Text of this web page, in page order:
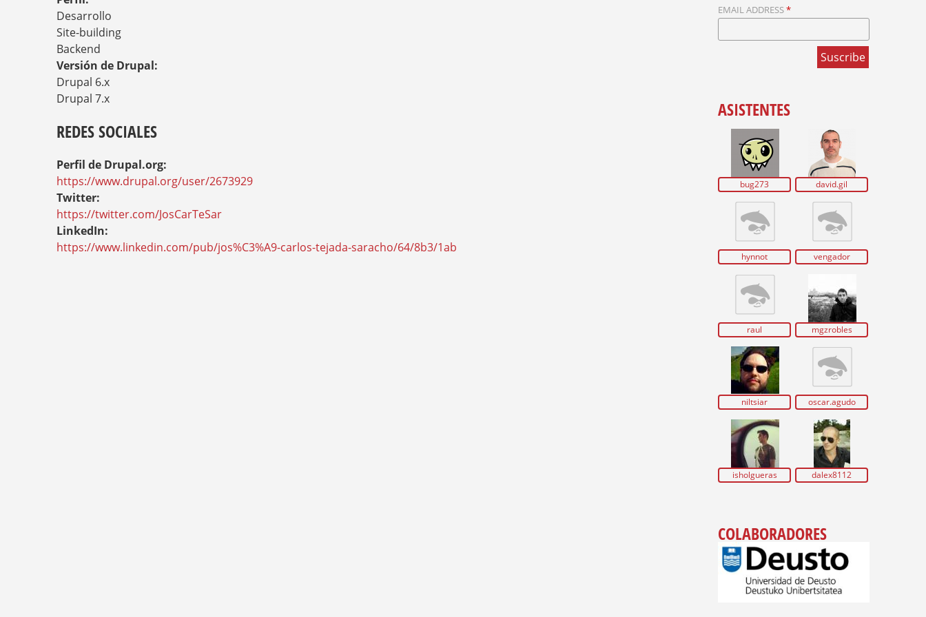
U
E
D
T
E
D
A
Q
U
Í
Desarrollo
Site-building
Backend
Versión de Drupal:
Drupal 6.x
Drupal 7.x
REDES SOCIALES
Perfil de Drupal.org:
https://www.drupal.org/user/2673929
Twitter:
https://twitter.com/JosCarTeSar
LinkedIn:
https://www.linkedin.com/pub/jos%C3%A9-carlos-tejada-saracho/64/8b3/1ab
EMAIL ADDRESS*
ASISTENTES
bug273 david.gil
hynnot vengador
raul mgzrobles
niltsiar oscar.agudo
isholgueras dalex8112
COLABORADORES